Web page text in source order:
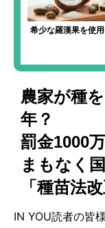
希少な羅漢果を使
農家が種
年？
罰金1000
まもなく
「種苗法
IN YOU読者の皆